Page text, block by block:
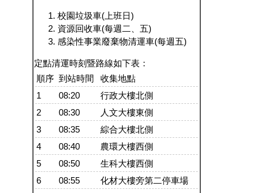
校園垃圾車(上班日)
資源回收車(每週二、五)
感染性事業廢棄物清運車(每週五)
定點清運時刻暨路線如下表：
順序 到站時間
收集地點
1
08:20
行政大樓北側
2
08:30
人文大樓東側
3
08:35
綜合大樓北側
4
08:40
農環大樓西側
5
08:50
生科大樓西側
6
08:55
化材大樓旁第二停車場